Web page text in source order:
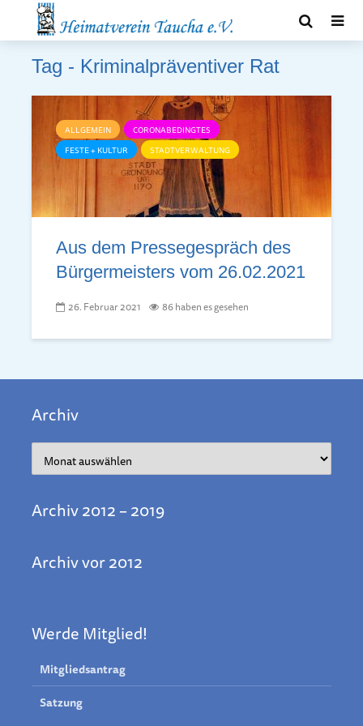
Tag - Kriminalpräventiver Rat
ALLGEMEIN
CORONABEDINGTES
FESTE + KULTUR
STADTVERWALTUNG
Aus dem Presse­ge­spräch des
Bür­ger­meis­ters vom 26.02.2021
26. Februar 2021 86 haben es gesehen
Archiv
Archiv 2012 – 2019
Archiv vor 2012
Werde Mitglied!
Mitgliedsantrag
Satzung